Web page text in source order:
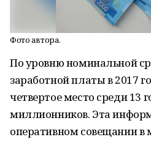
Фото автора.
По уровню номинальной
заработной платы в 2017
четвертое место среди 13
миллионников. Эта
оперативном совещании в